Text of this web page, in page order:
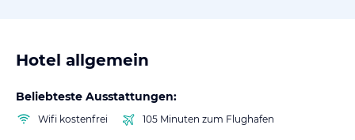
Hotel allgemein
Beliebteste Ausstattungen:
Wifi kostenfrei 105 Minuten zum Flughafen